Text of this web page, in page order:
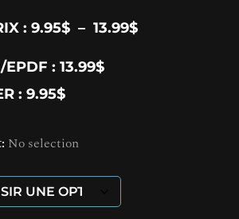
: 9.95$ – 13.99$
: 13.99$
: 9.95$
: No selection